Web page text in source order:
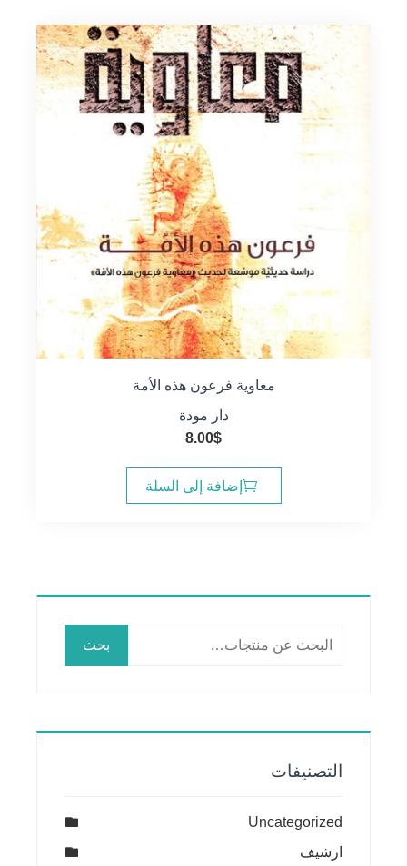
معاوية فرعون هذه الأمة
دار مودة
8.00$
إضافة إلى السلة
بحث
التصنيفات
Uncategorized
ارشيف